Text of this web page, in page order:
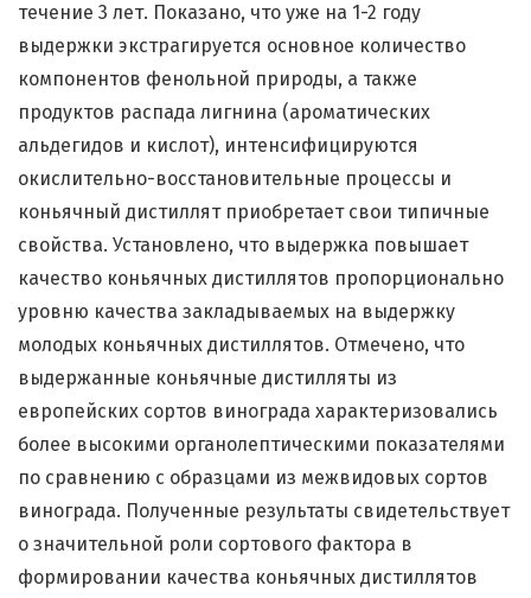
течение 3 лет. Показано, что уже на 1-2 году
выдержки экстрагируется основное количество
компонентов фенольной природы, а также
продуктов распада лигнина (ароматических
альдегидов и кислот), интенсифицируются
окислительно-восстановительные процессы и
коньячный дистиллят приобретает свои типичные
свойства. Установлено, что выдержка повышает
качество коньячных дистиллятов пропорционально
уровню качества закладываемых на выдержку
молодых коньячных дистиллятов. Отмечено, что
выдержанные коньячные дистилляты из
европейских сортов винограда характеризовались
более высокими органолептическими показателями
по сравнению с образцами из межвидовых сортов
винограда. Полученные результаты свидетельствует
о значительной роли сортового фактора в
формировании качества коньячных дистиллятов